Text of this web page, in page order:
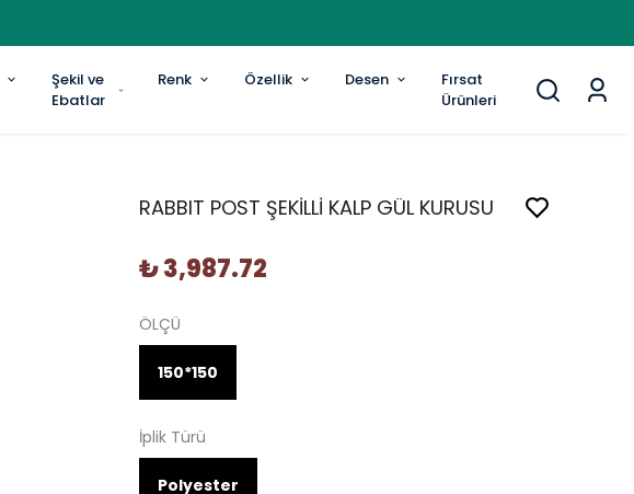
Şekil ve
Ebatlar
Renk Özellik Desen
Fırsat
Ürünleri
RABBIT POST ŞEKİLLİ KALP GÜL KURUSU
₺ 3,987.72
ÖLÇÜ
150*150
İplik Türü
Polyester